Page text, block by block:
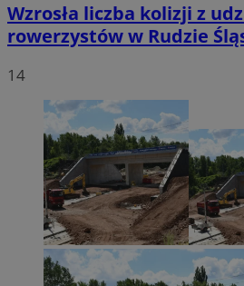
Wzrosła liczba kolizji z
rowerzystów w Rudzie
14